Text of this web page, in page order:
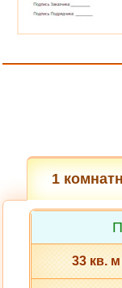
1
33 кв. м